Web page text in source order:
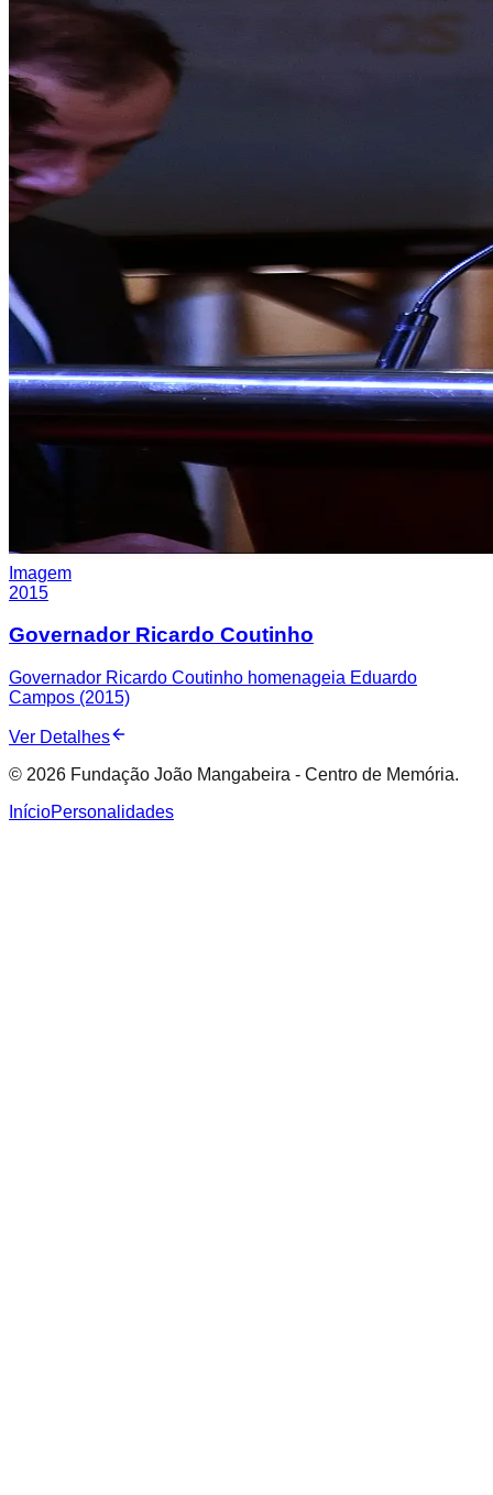
Imagem
2015
Governador Ricardo Coutinho
Governador Ricardo Coutinho homenageia Eduardo
Campos (2015)
Ver Detalhes
© 2026 Fundação João Mangabeira - Centro de Memória.
InícioPersonalidades